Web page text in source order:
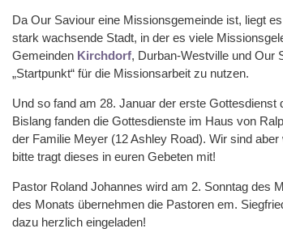
Da Our Saviour eine Missionsgemeinde ist, liegt
stark wachsende Stadt, in der es viele
Gemeinden Kirchdorf, Durban-Westville und Our
„Startpunkt“ für die Missionsarbeit zu nutzen.
Und so fand am 28. Januar der erste
Bislang fanden die Gottesdienste im Haus von
der Familie Meyer (12 Ashley Road). Wir sind
bitte tragt dieses in euren Gebeten mit!
Pastor Roland Johannes wird am 2. Sonntag des
des Monats übernehmen die Pastoren em.
dazu herzlich eingeladen!